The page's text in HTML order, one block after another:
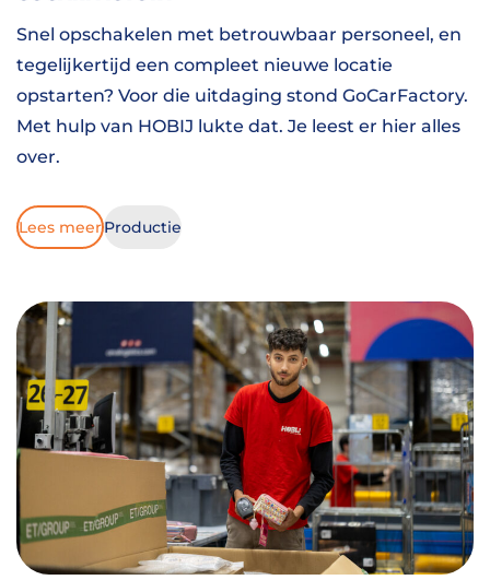
Snel opschakelen met betrouwbaar personeel, en
tegelijkertijd een compleet nieuwe locatie
opstarten? Voor die uitdaging stond GoCarFactory.
Met hulp van HOBIJ lukte dat. Je leest er hier alles
over.
Lees meerProductie